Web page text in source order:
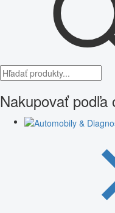
Nakupovať podľa